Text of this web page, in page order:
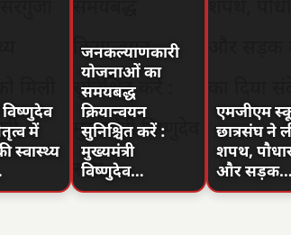
विष्णुदेव
में
स्वास्थ्य
जनकल्याणकारी
योजनाओं का
समयबद्ध
क्रियान्वयन
सुनिश्चित करें :
मुख्यमंत्री
विष्णुदेव…
एमजीएम
छात्रसंघ ने
शपथ,
और सड़क…